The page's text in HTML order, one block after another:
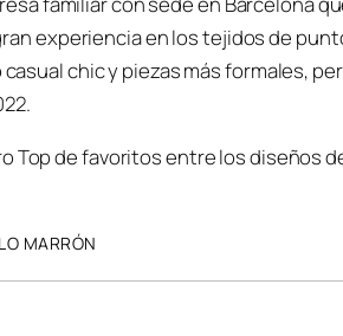
experiencia en los tejidos de
chic y piezas más formales,
Top de favoritos entre los diseños
MARRÓN